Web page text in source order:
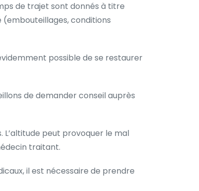
de trajet sont donnés à titre
conditions
possible de se restaurer
de demander conseil auprès
L’altitude peut provoquer le mal
traitant.
il est nécessaire de prendre